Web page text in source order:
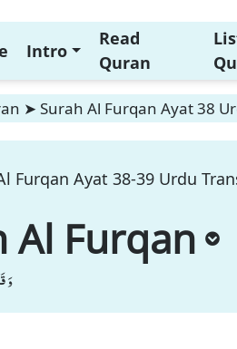
Intro
Read
Quran
➤ Surah Al Furqan Ayat 38
Furqan Ayat 38-39 Urdu
Al Furqan
وَ